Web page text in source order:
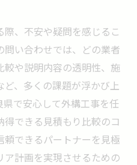
、不安や疑問を感じるこ
問い合わせでは、どの業者
較や説明内容の透明性、施
、多くの課題が浮かび上
で安心して外構工事を任
できる見積もり比較のコ
できるパートナーを見極
計画を実現させるための